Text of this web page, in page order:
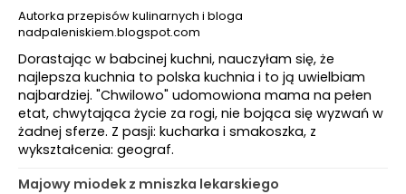
Autorka przepisów kulinarnych i bloga
nadpaleniskiem.blogspot.com
Dorastając w babcinej kuchni, nauczyłam się, że
najlepsza kuchnia to polska kuchnia i to ją uwielbiam
najbardziej. "Chwilowo" udomowiona mama na pełen
etat, chwytająca życie za rogi, nie bojąca się wyzwań w
żadnej sferze. Z pasji: kucharka i smakoszka, z
wykształcenia: geograf.
Majowy miodek z mniszka lekarskiego